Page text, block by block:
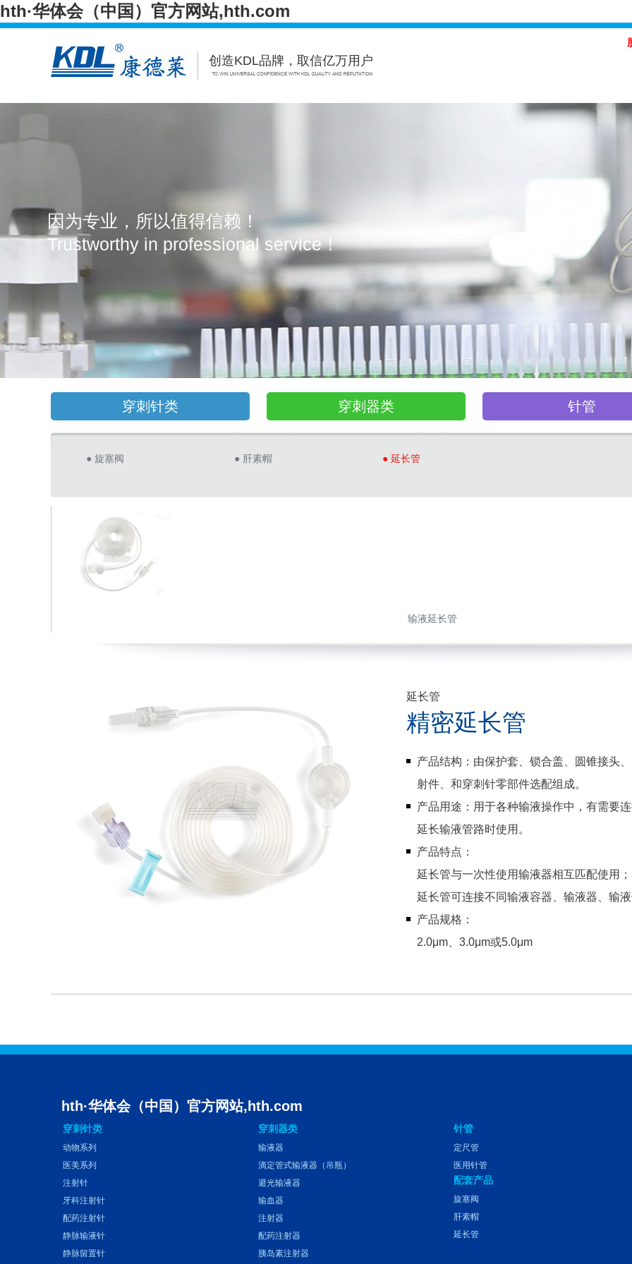
hth·华体会（中国）官方网站,hth.com
创造KDL品牌，取信亿万用户
Hth·华体会（中国）官方网站
因为专业，所以值得信赖！
Trustworthy in professional service！
穿刺针类 穿刺器类 针管
● 旋塞阀 ● 肝素帽 ● 延长管
输液延长管
延长管
精密延长管
产品结构：由保护套、锁合盖、圆锥接头
射件、和穿刺针零部件选配组成。
产品用途：用于各种输液操作中，有需要
延长输液管路时使用。
产品特点：
延长管与一次性使用输液器相互匹配使用；
延长管可连接不同输液容器、输液器、输
产品规格：
2.0μm、3.0μm或5.0μm
hth·华体会（中国）官方网站,hth.com
穿刺针类
动物系列
医美系列
注射针
牙科注射针
配药注射针
静脉输液针
静脉留置针
穿刺器类
输液器
滴定管式输液器（吊瓶）
避光输液器
输血器
注射器
配药注射器
胰岛素注射器
针管
定尺管
医用针管
配套产品
旋塞阀
肝素帽
延长管